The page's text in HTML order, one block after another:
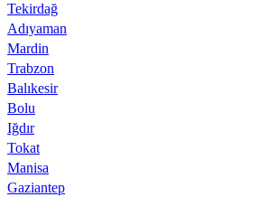
Tekirdağ
Adıyaman
Mardin
Trabzon
Balıkesir
Bolu
Iğdır
Tokat
Manisa
Gaziantep